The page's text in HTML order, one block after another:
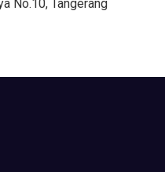
No.10, Tangerang